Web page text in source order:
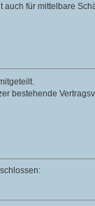
für mittelbare
bestehende